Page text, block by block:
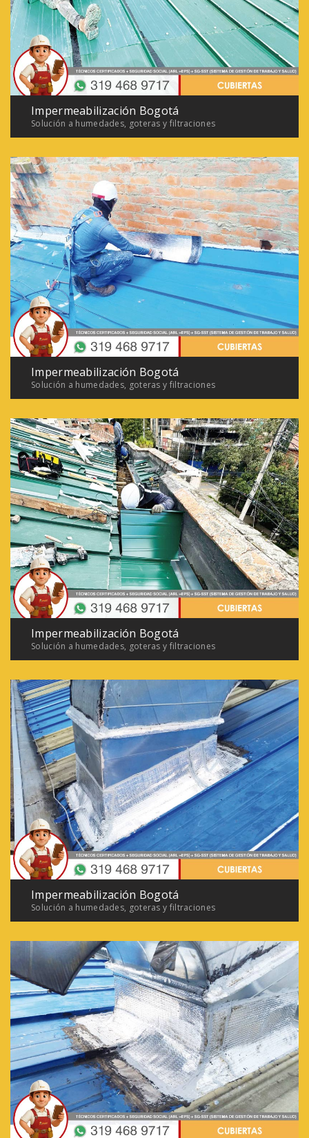
Impermeabilización Bogotá
Solución a humedades, goteras y filtraciones
Impermeabilización Bogotá
Solución a humedades, goteras y filtraciones
Impermeabilización Bogotá
Solución a humedades, goteras y filtraciones
Impermeabilización Bogotá
Solución a humedades, goteras y filtraciones